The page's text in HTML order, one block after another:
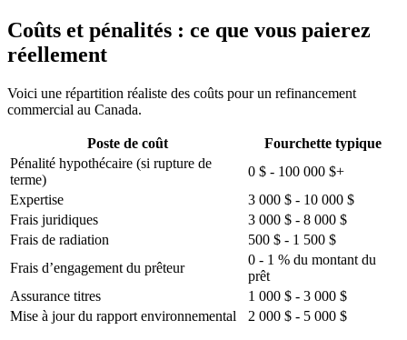
Coûts et pénalités : ce que vous paierez
réellement
Voici une répartition réaliste des coûts pour un refinancement
commercial au Canada.
Poste de coût
Fourchette typique
Pénalité hypothécaire (si rupture de
terme)
0 $ - 100 000 $+
Expertise
3 000 $ - 10 000 $
Frais juridiques
3 000 $ - 8 000 $
Frais de radiation
500 $ - 1 500 $
Frais d’engagement du prêteur
0 - 1 % du montant du
prêt
Assurance titres
1 000 $ - 3 000 $
Mise à jour du rapport environnemental
2 000 $ - 5 000 $